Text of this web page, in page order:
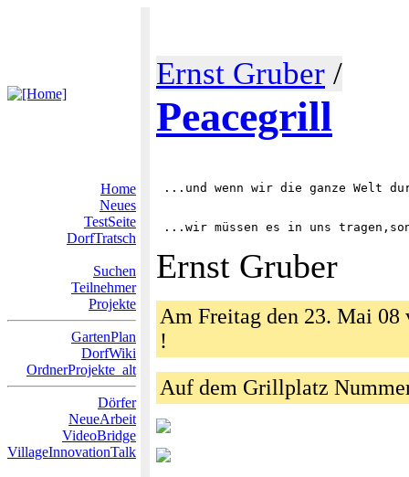
Ernst Gruber /
Peacegrill
Home
Neues
TestSeite
DorfTratsch
Suchen
Teilnehmer
Projekte
GartenPlan
DorfWiki
OrdnerProjekte_alt
Dörfer
NeueArbeit
VideoBridge
VillageInnovationTalk
Ernst Gruber
Am Freitag den 23. Mai 08
!
Auf dem Grillplatz